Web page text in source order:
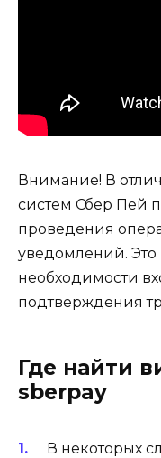
Внимание! В
систем Сбер Пей
проведения
уведомлений. Это
необходимости
подтверждения
Где найти
sberpay
В некоторых